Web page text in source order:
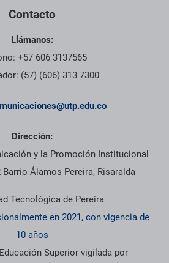
Contacto
Llámanos:
+57 606 3137565
(57) (606) 313 7300
Dirección:
y la Promoción Institucional
Barrio Álamos Pereira, Risaralda
Tecnológica de Pereira
en 2021, con vigencia de
10 años
Superior vigilada por